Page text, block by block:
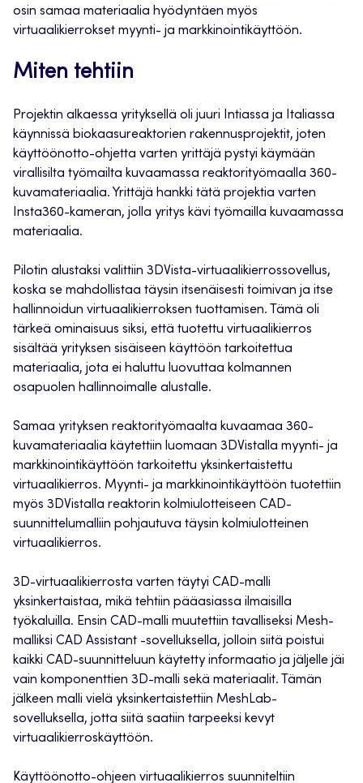
osin samaa materiaalia hyödyntäen myös
virtuaalikierrokset myynti- ja markkinointikäyttöön.
Miten tehtiin
Projektin alkaessa yrityksellä oli juuri Intiassa ja Italiassa
käynnissä biokaasureaktorien rakennusprojektit, joten
käyttöönotto-ohjetta varten yrittäjä pystyi käymään
virallisilta työmailta kuvaamassa reaktorityömaalla 360-
kuvamateriaalia. Yrittäjä hankki tätä projektia varten
Insta360-kameran, jolla yritys kävi työmailla kuvaamassa
materiaalia.
Pilotin alustaksi valittiin 3DVista-virtuaalikierrossovellus,
koska se mahdollistaa täysin itsenäisesti toimivan ja itse
hallinnoidun virtuaalikierroksen tuottamisen. Tämä oli
tärkeä ominaisuus siksi, että tuotettu virtuaalikierros
sisältää yrityksen sisäiseen käyttöön tarkoitettua
materiaalia, jota ei haluttu luovuttaa kolmannen
osapuolen hallinnoimalle alustalle.
Samaa yrityksen reaktorityömaalta kuvaamaa 360-
kuvamateriaalia käytettiin luomaan 3DVistalla myynti- ja
markkinointikäyttöön tarkoitettu yksinkertaistettu
virtuaalikierros. Myynti- ja markkinointikäyttöön tuotettiin
myös 3DVistalla reaktorin kolmiulotteiseen CAD-
suunnittelumalliin pohjautuva täysin kolmiulotteinen
virtuaalikierros.
3D-virtuaalikierrosta varten täytyi CAD-malli
yksinkertaistaa, mikä tehtiin pääasiassa ilmaisilla
työkaluilla. Ensin CAD-malli muutettiin tavalliseksi Mesh-
malliksi CAD Assistant -sovelluksella, jolloin siitä poistui
kaikki CAD-suunnitteluun käytetty informaatio ja jäljelle jäi
vain komponenttien 3D-malli sekä materiaalit. Tämän
jälkeen malli vielä yksinkertaistettiin MeshLab-
sovelluksella, jotta siitä saatiin tarpeeksi kevyt
virtuaalikierroskäyttöön.
Käyttöönotto-ohjeen virtuaalikierros suunniteltiin